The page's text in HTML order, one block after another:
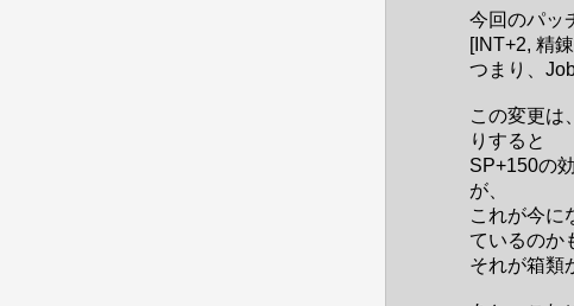
今回のパッ
[INT+2, 精
つまり、
この変更は
りすると
SP+150の
が、
これが今に
ているのか
それが箱類